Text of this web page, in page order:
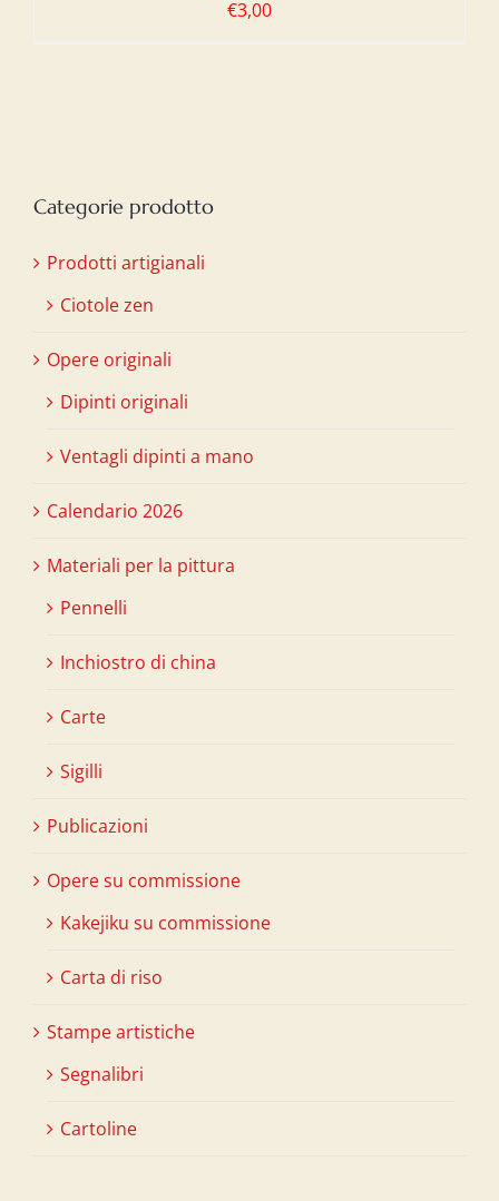
€3,00
Categorie prodotto
Prodotti artigianali
Ciotole zen
Opere originali
Dipinti originali
Ventagli dipinti a mano
Calendario 2026
Materiali per la pittura
Pennelli
Inchiostro di china
Carte
Sigilli
Publicazioni
Opere su commissione
Kakejiku su commissione
Carta di riso
Stampe artistiche
Segnalibri
Cartoline